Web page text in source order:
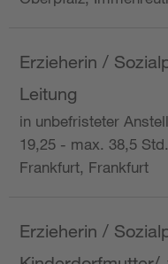
Erzieherin /
Leitung
in unbefristeter
19,25 - max. 38,5
Frankfurt, Frankfurt
Erzieherin /